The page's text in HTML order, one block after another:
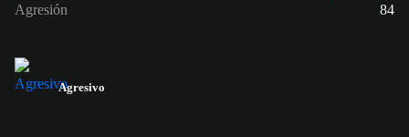
Agresión
84
Agresivo